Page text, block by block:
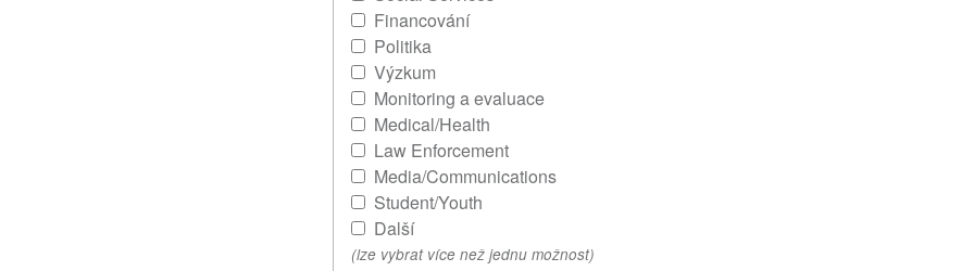
Financování
Politika
Výzkum
Monitoring a evaluace
Medical/Health
Law Enforcement
Media/Communications
Student/Youth
Další
(lze vybrat více než jednu možnost)